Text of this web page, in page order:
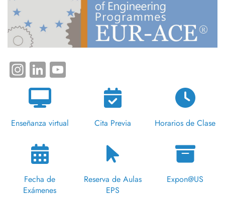
Instagram
LinkedIn
Enseñanza virtual Cita Previa Horarios de Clase
Fecha de
Exámenes
Reserva de Aulas
EPS
Expon@US